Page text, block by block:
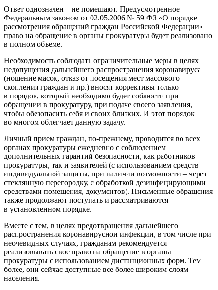
Ответ однозначен – не помешают. Предусмотренное
Федеральным законом от 02.05.2006 № 59-ФЗ «О порядке
рассмотрения обращений граждан Российской Федерации»
право на обращение в органы прокуратуры будет реализовано
в полном объеме.
Необходимость соблюдать ограничительные меры в целях
недопущения дальнейшего распространения коронавируса
(ношение масок, отказ от посещения мест массового
скопления граждан и пр.) вносят коррективы только
в порядок, который необходимо будет соблюсти при
обращении в прокуратуру, при подаче своего заявления,
чтобы обезопасить себя и своих близких. И этот порядок
во многом облегчает данную задачу.
Личный прием граждан, по-прежнему, проводится во всех
органах прокуратуры ежедневно с соблюдением
дополнительных гарантий безопасности, как работников
прокуратуры, так и заявителей (с использованием средств
индивидуальной защиты, при наличии возможности – через
стеклянную перегородку, с обработкой дезинфицирующими
средствами помещения, документов). Письменные обращения
также продолжают поступать и рассматриваются
в установленном порядке.
Вместе с тем, в целях предотвращения дальнейшего
распространения коронавирусной инфекции, в том числе при
неочевидных случаях, гражданам рекомендуется
реализовывать свое право на обращение в органы
прокуратуры с использованием дистанционных форм. Тем
более, они сейчас доступные все более широким слоям
населения.